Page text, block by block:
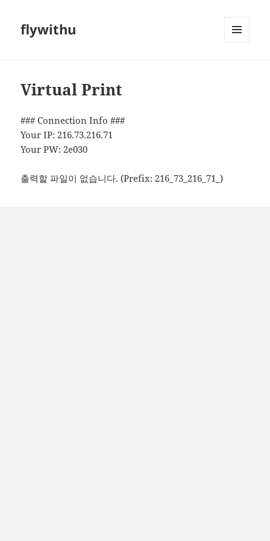
flywithu
Virtual Print
### Connection Info ###
Your IP: 216.73.216.71
Your PW: 2e030
출력할 파일이 없습니다. (Prefix: 216_73_216_71_)